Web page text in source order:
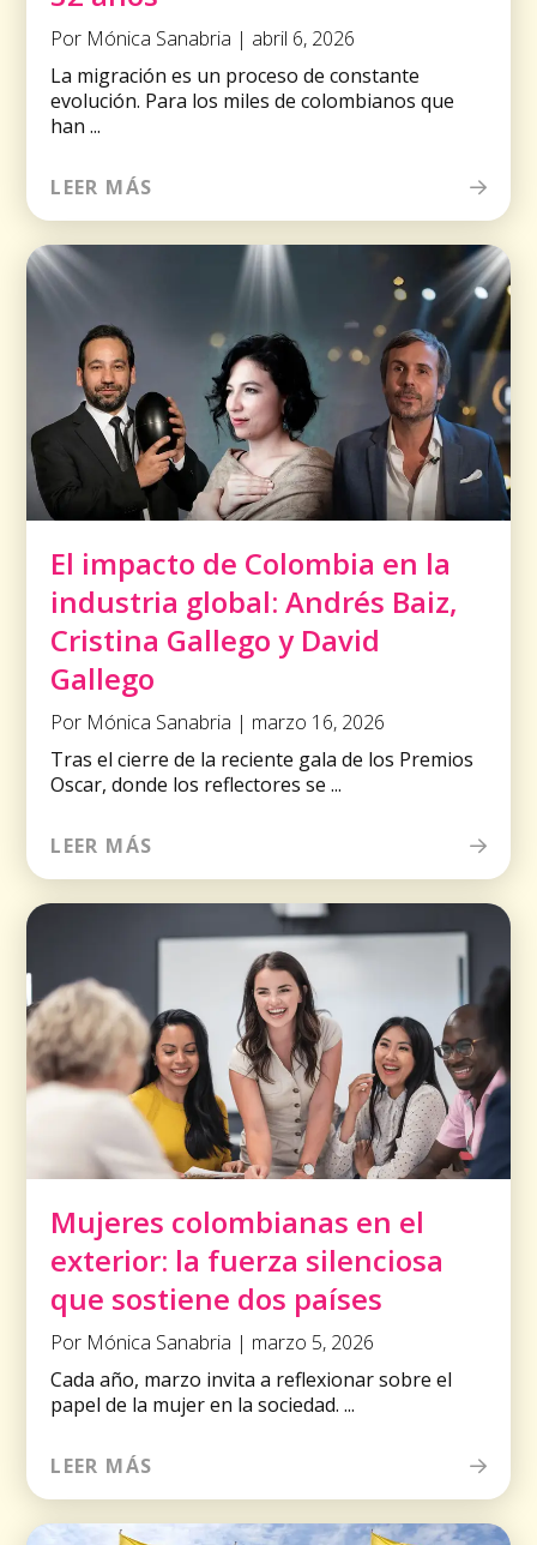
Por Mónica Sanabria | abril 6, 2026
La migración es un proceso de constante
evolución. Para los miles de colombianos que
han ...
LEER MÁS
El impacto de Colombia en la
industria global: Andrés Baiz,
Cristina Gallego y David
Gallego
Por Mónica Sanabria | marzo 16, 2026
Tras el cierre de la reciente gala de los Premios
Oscar, donde los reflectores se ...
LEER MÁS
Mujeres colombianas en el
exterior: la fuerza silenciosa
que sostiene dos países
Por Mónica Sanabria | marzo 5, 2026
Cada año, marzo invita a reflexionar sobre el
papel de la mujer en la sociedad. ...
LEER MÁS